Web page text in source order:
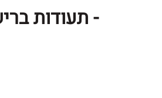
- תעודות ברישיון -